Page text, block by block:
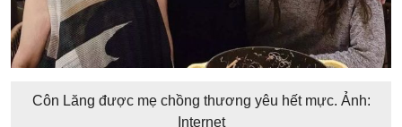
Côn Lăng được mẹ chồng thương yêu hết mực. Ảnh:
Internet